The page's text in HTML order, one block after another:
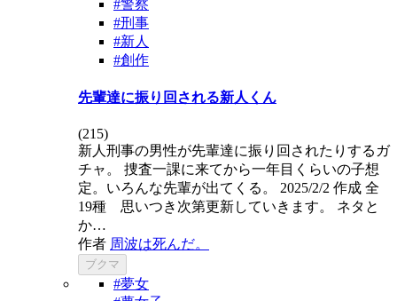
#警察
#刑事
#新人
#創作
先輩達に振り回される新人くん
(215)
新人刑事の男性が先輩達に振り回されたりするガ
チャ。 捜査一課に来てから一年目くらいの子想
定。いろんな先輩が出てくる。 2025/2/2 作成 全
19種 思いつき次第更新していきます。 ネタと
か…
作者 周波は死んだ。
ブクマ
#夢女